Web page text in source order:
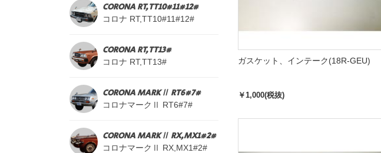
CORONA RT,TT10#11#12#
コロナ RT,TT10#11#12#
CORONA RT,TT13#
コロナ RT,TT13#
CORONA MARKⅡ RT6#7#
コロナマークⅡ RT6#7#
CORONA MARKⅡ RX,MX1#2#
コロナマークⅡ RX,MX1#2#
ガスケット、インテーク(18R-GEU)
￥1,000(税抜)